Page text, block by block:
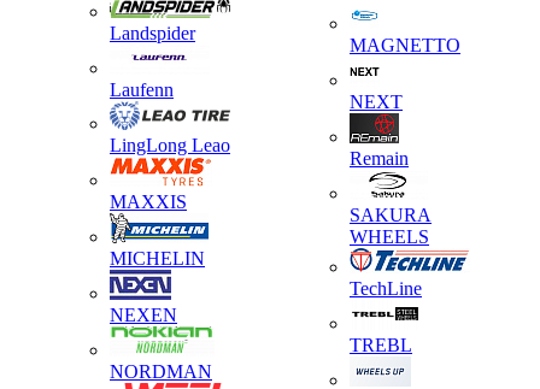
Landspider
Laufenn
LingLong Leao
MAXXIS
MICHELIN
NEXEN
NORDMAN
MAGNETTO
NEXT
Remain
SAKURA
WHEELS
TechLine
TREBL